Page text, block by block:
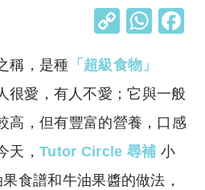
C
p
y
Li
n
k
W
s
A
p
p
稱，是種 「超級食物」
很愛，有人不愛；它與一般
高，但有豐富的營養，口感
天，Tutor Circle 尋補 小
食譜和牛油果醬的做法，